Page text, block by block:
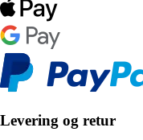
Levering og retur